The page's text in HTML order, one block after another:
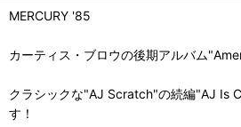
MERCURY '85
カーティス・ブロウの後期アルバム
クラシックな"AJ Scratch"の続編"AJ Is
す！